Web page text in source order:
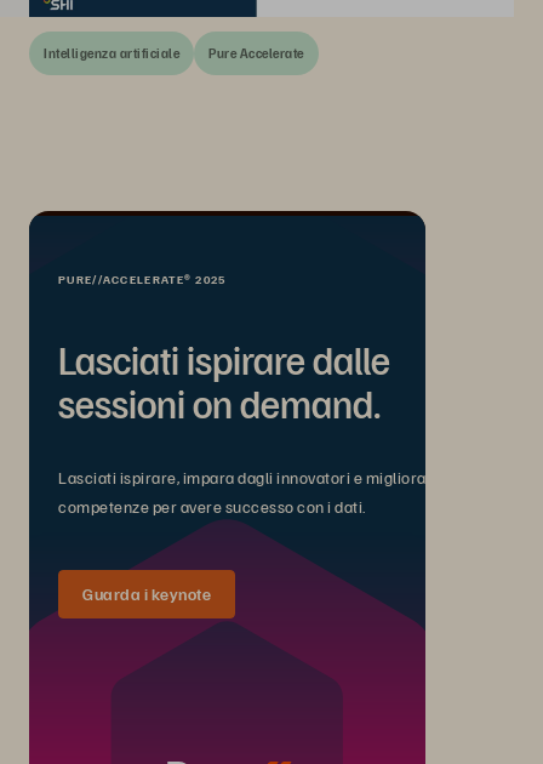
Intelligenza artificiale Pure Accelerate
PURE//ACCELERATE® 2025
Lasciati ispirare dalle
sessioni on demand.
Lasciati ispirare, impara dagli innovatori e migliora le tue
competenze per avere successo con i dati.
Guarda i keynote